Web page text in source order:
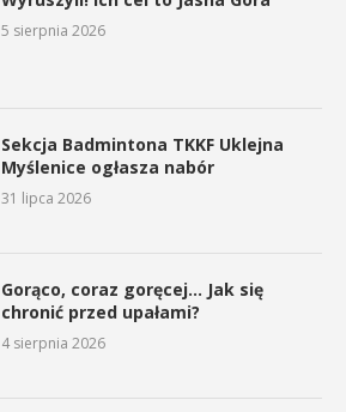
5 sierpnia 2026
Sekcja Badmintona TKKF Uklejna
Myślenice ogłasza nabór
31 lipca 2026
Gorąco, coraz goręcej… Jak się
chronić przed upałami?
4 sierpnia 2026